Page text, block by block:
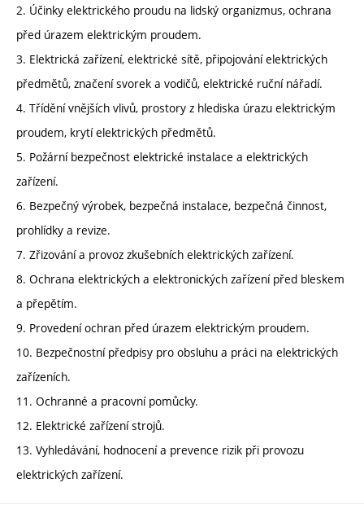
2. Účinky elektrického proudu na lidský organizmus, ochrana
před úrazem elektrickým proudem.
3. Elektrická zařízení, elektrické sítě, připojování elektrických
předmětů, značení svorek a vodičů, elektrické ruční nářadí.
4. Třídění vnějších vlivů, prostory z hlediska úrazu elektrickým
proudem, krytí elektrických předmětů.
5. Požární bezpečnost elektrické instalace a elektrických
zařízení.
6. Bezpečný výrobek, bezpečná instalace, bezpečná činnost,
prohlídky a revize.
7. Zřizování a provoz zkušebních elektrických zařízení.
8. Ochrana elektrických a elektronických zařízení před bleskem
a přepětím.
9. Provedení ochran před úrazem elektrickým proudem.
10. Bezpečnostní předpisy pro obsluhu a práci na elektrických
zařízeních.
11. Ochranné a pracovní pomůcky.
12. Elektrické zařízení strojů.
13. Vyhledávání, hodnocení a prevence rizik při provozu
elektrických zařízení.